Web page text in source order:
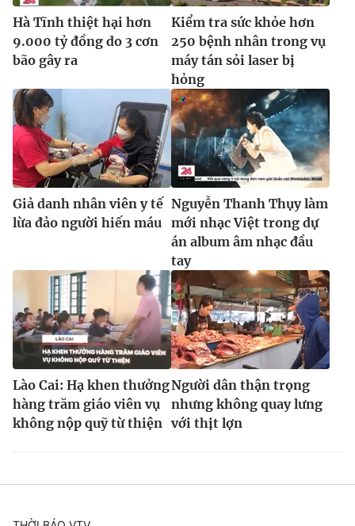
Ðiện thoại Thời báo VTV:024.66 897 897
Email:toasoan@vtv.vn
Liên hệ quảng cáo:
024-7300.7108
® Cấm sao chép dưới mọi hình thức nếu không có sự chấp
thuận bằng văn bản. Ghi rõ nguồn VTV.vn khi phát hành lại
thông tin từ website này.
Hà Tĩnh thiệt hại hơn
9.000 tỷ đồng do 3 cơn
bão gây ra
Kiểm tra sức khỏe hơn
250 bệnh nhân trong vụ
máy tán sỏi laser bị
hỏng
Giả danh nhân viên y tế
lừa đảo người hiến máu
Nguyễn Thanh Thụy làm
mới nhạc Việt trong dự
án album âm nhạc đầu
tay
Lào Cai: Hạ khen thưởng
hàng trăm giáo viên vụ
không nộp quỹ từ thiện
Người dân thận trọng
nhưng không quay lưng
với thịt lợn